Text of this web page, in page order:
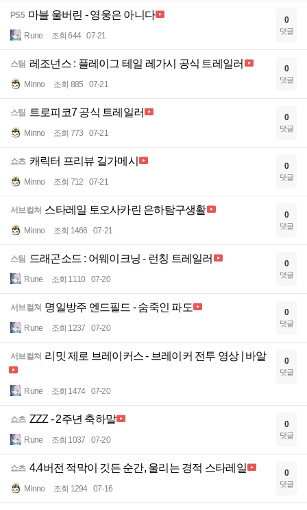
PS5 마블 울버린 - 영웅은 아니다
Rune 조회 644 07-21
0
댓글
스팀 레조넌스 : 플레이그 테일 레가시 공식 트레일러
Minno 조회 885 07-21
0
댓글
스팀 트로피코7 공식 트레일러
Minno 조회 773 07-21
0
댓글
쇼츠 캐릭터 프리뷰 길가메시
Minno 조회 712 07-21
0
댓글
서브컬쳐 스타레일 토오사카린 은하탐구생활
Minno 조회 1466 07-21
0
댓글
스팀 드래곤소드 : 어웨이크닝 - 런칭 트레일러
Rune 조회 1110 07-20
0
댓글
서브컬쳐 명일방주 엔드필드 - 숨죽인 파도
Rune 조회 1237 07-20
0
댓글
서브컬쳐 리밋 제로 브레이커스 - 브레이커 전투 영상 | 바알
Rune 조회 1474 07-20
0
댓글
쇼츠 ZZZ - 2주년 축하말
Rune 조회 1037 07-20
0
댓글
쇼츠 4.4버전 적막이 깃든 순간, 울리는 경적 스타레일
Minno 조회 1294 07-16
0
댓글